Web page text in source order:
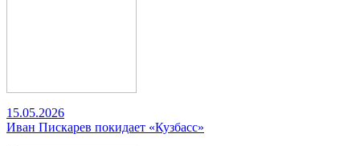
15.05.2026
Иван Пискарев покидает «Кузбасс»